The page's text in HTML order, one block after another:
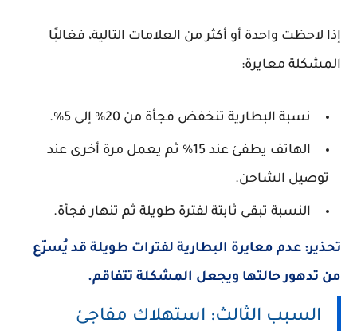
إذا لاحظت واحدة أو أكثر من العلامات التالية، فغالبًا
المشكلة معايرة:
نسبة البطارية تنخفض فجأة من 20% إلى 5%.
الهاتف يطفئ عند 15% ثم يعمل مرة أخرى عند
توصيل الشاحن.
النسبة تبقى ثابتة لفترة طويلة ثم تنهار فجأة.
تحذير: عدم معايرة البطارية لفترات طويلة قد يُسرّع
من تدهور حالتها ويجعل المشكلة تتفاقم.
السبب الثالث: استهلاك مفاجئ